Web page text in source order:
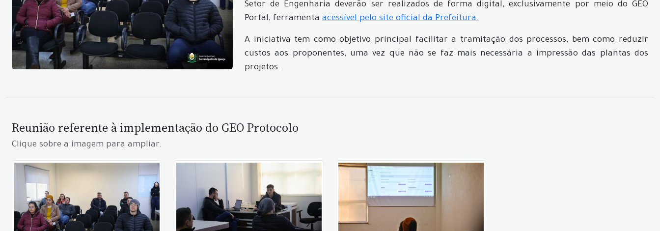
Setor de Engenharia deverão ser realizados de forma digital, exclusivamente por meio do GEO
Portal, ferramenta acessível pelo site oficial da Prefeitura.
A iniciativa tem como objetivo principal facilitar a tramitação dos processos, bem como reduzir
custos aos proponentes, uma vez que não se faz mais necessária a impressão das plantas dos
projetos.
Reunião referente à implementação do GEO Protocolo
Clique sobre a imagem para ampliar.